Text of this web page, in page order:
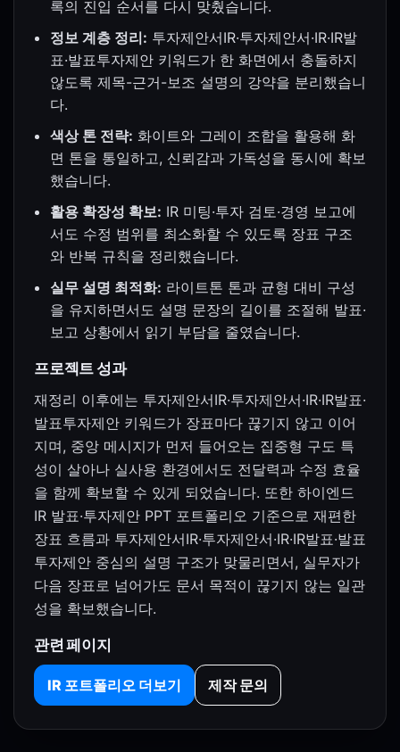
록의 진입 순서를 다시 맞췄습니다.
정보 계층 정리: 투자제안서IR·투자제안서·IR·IR발
표·발표투자제안 키워드가 한 화면에서 충돌하지
않도록 제목-근거-보조 설명의 강약을 분리했습니
다.
색상 톤 전략: 화이트와 그레이 조합을 활용해 화
면 톤을 통일하고, 신뢰감과 가독성을 동시에 확보
했습니다.
활용 확장성 확보: IR 미팅·투자 검토·경영 보고에
서도 수정 범위를 최소화할 수 있도록 장표 구조
와 반복 규칙을 정리했습니다.
실무 설명 최적화: 라이트톤 톤과 균형 대비 구성
을 유지하면서도 설명 문장의 길이를 조절해 발표·
보고 상황에서 읽기 부담을 줄였습니다.
프로젝트 성과
재정리 이후에는 투자제안서IR·투자제안서·IR·IR발표·
발표투자제안 키워드가 장표마다 끊기지 않고 이어
지며, 중앙 메시지가 먼저 들어오는 집중형 구도 특
성이 살아나 실사용 환경에서도 전달력과 수정 효율
을 함께 확보할 수 있게 되었습니다. 또한 하이엔드
IR 발표·투자제안 PPT 포트폴리오 기준으로 재편한
장표 흐름과 투자제안서IR·투자제안서·IR·IR발표·발표
투자제안 중심의 설명 구조가 맞물리면서, 실무자가
다음 장표로 넘어가도 문서 목적이 끊기지 않는 일관
성을 확보했습니다.
관련 페이지
IR 포트폴리오 더보기 제작 문의